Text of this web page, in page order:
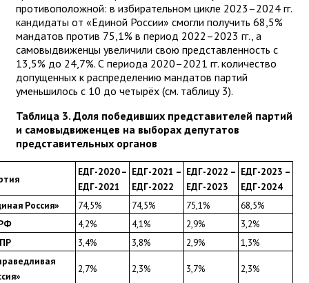
противоположной: в избирательном цикле 2023–2024 гг.
кандидаты от «Единой России» смогли получить 68,5%
мандатов против 75,1% в период 2022–2023 гг., а
самовыдвиженцы увеличили свою представленность с
13,5% до 24,7%. С периода 2020–2021 гг. количество
допущенных к распределению мандатов партий
уменьшилось с 10 до четырёх (см. таблицу 3).
Таблица 3. Доля победивших представителей партий
и самовыдвиженцев на выборах депутатов
представительных органов
ЕДГ-2020 –
ЕДГ-2021
ЕДГ-2021 –
ЕДГ-2022
ЕДГ-2022 –
ЕДГ-2023
ЕДГ-2023 –
ЕДГ-2024
Россия»
74,5% 74,5% 75,1%
68,5%
4,2% 4,1% 2,9%
3,2%
3,4% 3,8% 2,9%
1,3%
2,7% 2,3% 3,7% 2,3%